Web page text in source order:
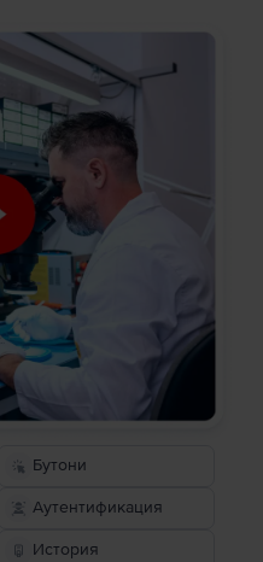
Бутони
Аутентификация
История